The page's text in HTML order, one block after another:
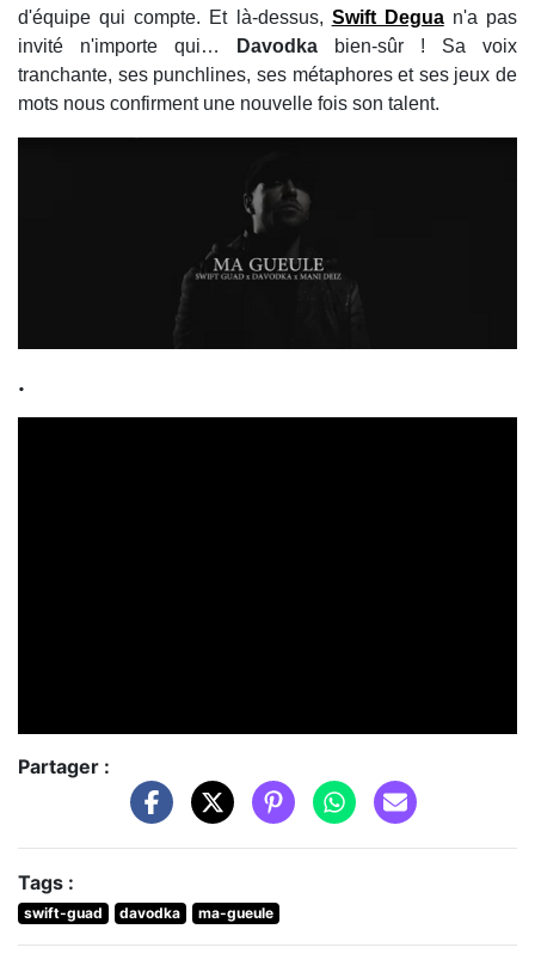
d'équipe qui compte. Et là-dessus, Swift Deguan'a pas
invité n'importe qui…
Davodka
bien-sûr ! Sa voix
tranchante, ses punchlines, ses métaphores et ses jeux de
mots nous confirment une nouvelle fois son talent.
.
Partager :
Tags :
swift-guad davodka ma-gueule